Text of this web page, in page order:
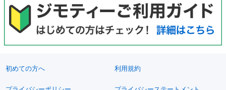
初めての方へ 利用規約